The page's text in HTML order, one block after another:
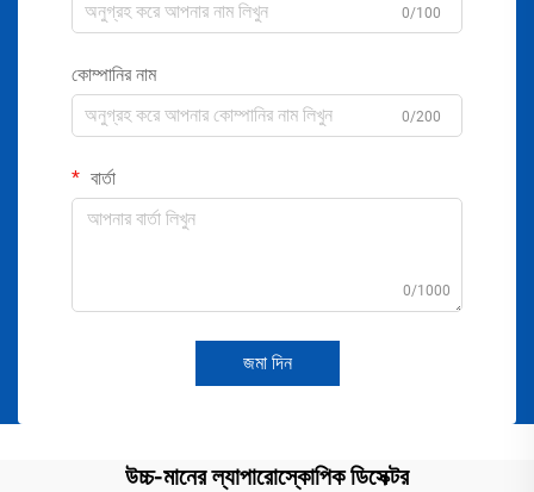
0/100
কোম্পানির নাম
0/200
বার্তা
0/1000
জমা দিন
উচ্চ-মানের ল্যাপারোস্কোপিক ডিসেক্টর